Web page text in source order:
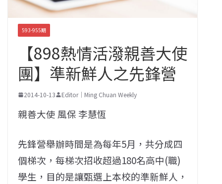
593-955期
【898熱情活潑親善大使
團】準新鮮人之先鋒營
2014-10-13 Editor｜Ming Chuan Weekly
親善大使 風保 李慧恆
先鋒營舉辦時間是為每年5月，共分成四
個梯次，每梯次招收超過180名高中(職)
學生，目的是讓甄選上本校的準新鮮人，